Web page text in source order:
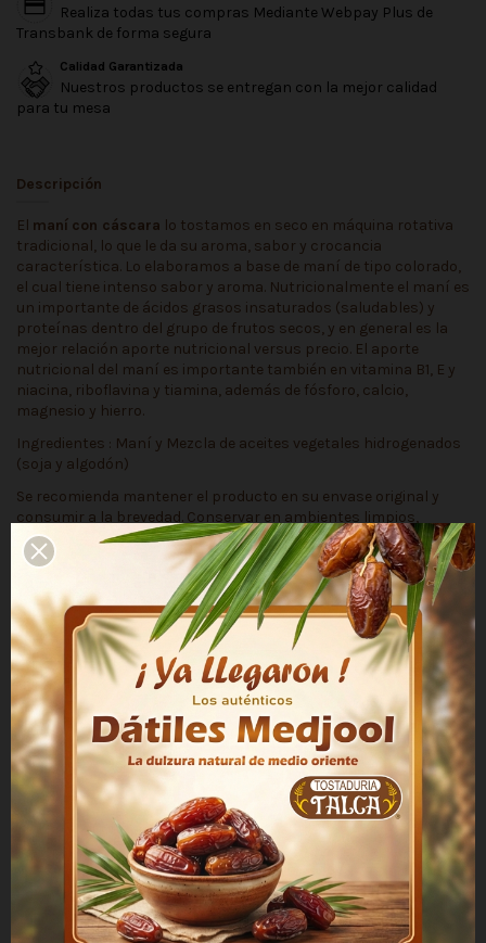
Realiza todas tus compras Mediante Webpay Plus de
Transbank de forma segura
Calidad Garantizada
Nuestros productos se entregan con la mejor calidad
para tu mesa
Descripción
El maní con cáscara lo tostamos en seco en máquina rotativa
tradicional, lo que le da su aroma, sabor y crocancia
característica. Lo elaboramos a base de maní de tipo colorado,
el cual tiene intenso sabor y aroma. Nutricionalmente el maní es
un importante de ácidos grasos insaturados (saludables) y
proteínas dentro del grupo de frutos secos, y en general es la
mejor relación aporte nutricional versus precio. El aporte
nutricional del maní es importante también en vitamina B1, E y
niacina, riboflavina y tiamina, además de fósforo, calcio,
magnesio y hierro.
Ingredientes : Maní y Mezcla de aceites vegetales hidrogenados
(soja y algodón)
Se recomienda mantener el producto en su envase original y
consumir a la brevedad. Conservar en ambientes limpios,
frescos y secos, no exponer a la luz solar directa ni a olor
fuertes. Las condiciones de almacenamiento influyen
significativamente en su duración.
Detalles del producto
Producto
Maní tostado
Contenido Neto
250 g
Marca
Tostaduría Talca
País de Origen
Los clientes que adquirieron este producto también
compraron: